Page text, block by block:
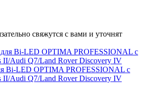
свяжутся с вами и уточнят
Bi-LED OPTIMA PROFESSIONAL с
II/Audi Q7/Land Rover Discovery IV